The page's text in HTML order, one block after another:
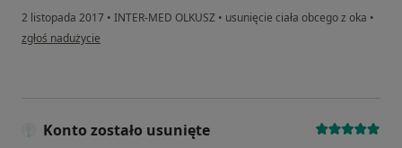
2 listopada 2017 • INTER-MED OLKUSZ • usunięcie ciała obcego z oka •
w opinii użytkownika Zbigniew Kawala
zgłoś nadużycie
Konto zostało usunięte